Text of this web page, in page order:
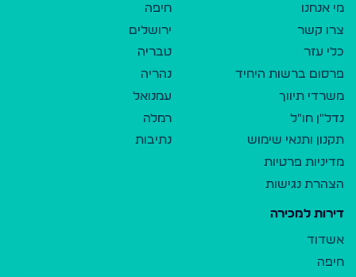
מי אנחנו
צרו קשר
כלי עזר
פרסום ברשות היחיד
משרדי תיווך
נדל"ן חו"ל
תקנון ותנאי שימוש
מדיניות פרטיות
הצהרת נגישות
חיפה
ירושלים
טבריה
נהריה
עמנואל
רמלה
נתיבות
דירות למכירה
אשדוד
חיפה